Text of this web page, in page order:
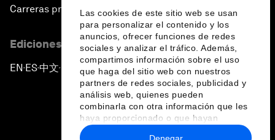
Las cookies de este sitio web se usan
para personalizar el contenido y los
anuncios, ofrecer funciones de redes
sociales y analizar el tráfico. Además,
compartimos información sobre el uso
que haga del sitio web con nuestros
partners de redes sociales, publicidad y
análisis web, quienes pueden
combinarla con otra información que les
haya proporcionado o que hayan
recopilado a partir del uso que haya
Denegar
Carreras profesionales
Ediciones en otros idiomas
EN ▪ ES▪中文▪ 日本語